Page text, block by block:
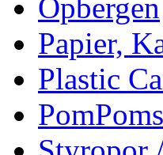
Opbergen
Papier,
Plastic
PomPoms